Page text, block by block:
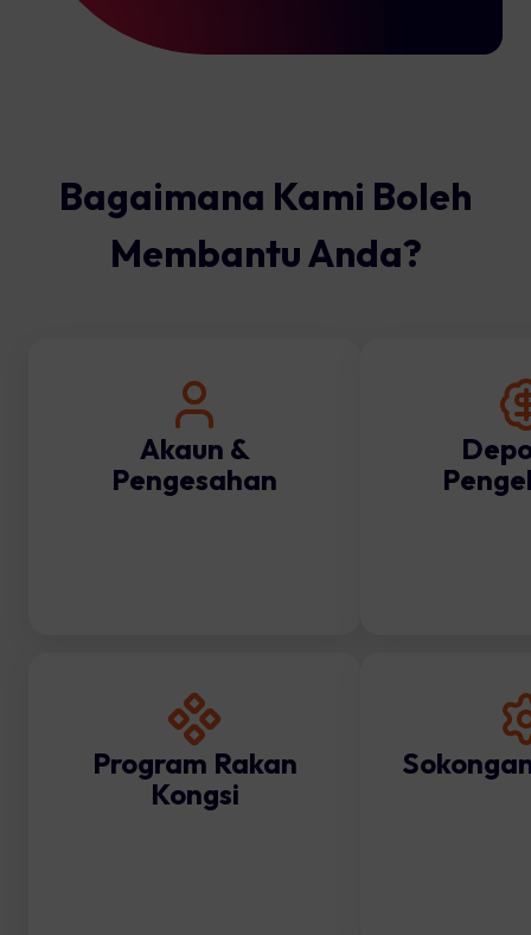
Bagaimana Kami Boleh
Membantu Anda?
Akaun &
Pengesahan
Program Rakan
Kongsi